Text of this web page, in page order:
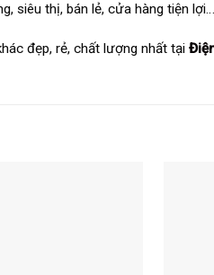
siêu thị, bán lẻ, cửa hàng tiện lợi…
đẹp, rẻ, chất lượng nhất tại